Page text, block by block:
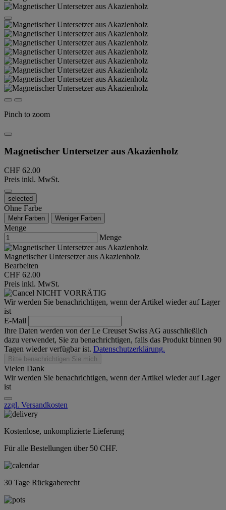
Pinch to zoom
Magnetischer Untersetzer aus Akazienholz
CHF 62.00
Preis inkl. MwSt.
selected
Ohne Farbe
Mehr Farben Weniger Farben
Menge
Menge
Magnetischer Untersetzer aus Akazienholz
Bearbeiten
CHF 62.00
Preis inkl. MwSt.
NICHT VORRÄTIG
Wir werden Sie benachrichtigen, wenn der Artikel wieder auf Lager
ist
E-Mail
Ihre Daten werden von der Le Creuset Swiss AG ausschließlich
dazu verwendet, Sie zu benachrichtigen, falls das Produkt binnen 90
Tagen wieder verfügbar ist. Datenschutzerklärung.
Bitte benachrichtigen Sie mich
Vielen Dank
Wir werden Sie benachrichtigen, wenn der Artikel wieder auf Lager
ist
zzgl. Versandkosten
Kostenlose, unkomplizierte Lieferung
Für alle Bestellungen über 50 CHF.
30 Tage Rückgaberecht